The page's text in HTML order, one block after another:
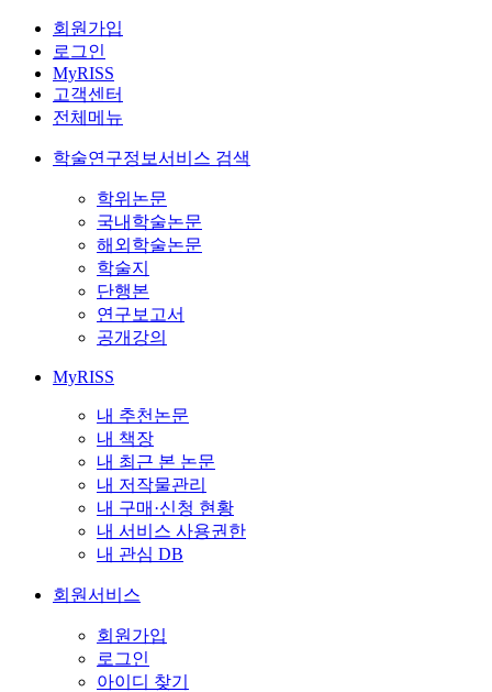
회원가입
로그인
MyRISS
고객센터
전체메뉴
학술연구정보서비스 검색
학위논문
국내학술논문
해외학술논문
학술지
단행본
연구보고서
공개강의
MyRISS
내 추천논문
내 책장
내 최근 본 논문
내 저작물관리
내 구매·신청 현황
내 서비스 사용권한
내 관심 DB
회원서비스
회원가입
로그인
아이디 찾기